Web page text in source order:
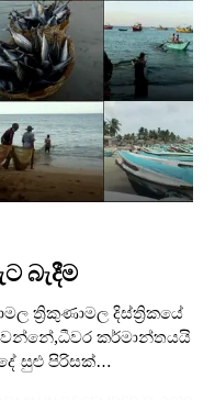
බැදීම
ත්‍රිකුණාමල දිස්ත්‍රිකයේ
කර්මාන්තයයි
සුළු පිරිසක්…